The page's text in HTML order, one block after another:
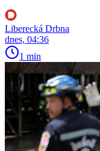
Liberecká Drbna
dnes, 04:36
1 min